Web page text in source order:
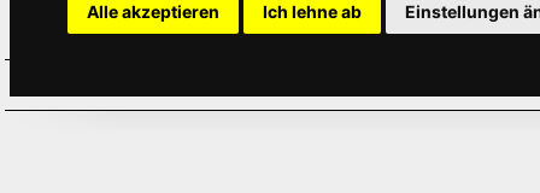
Alle akzeptieren Ich lehne ab Einstellungen